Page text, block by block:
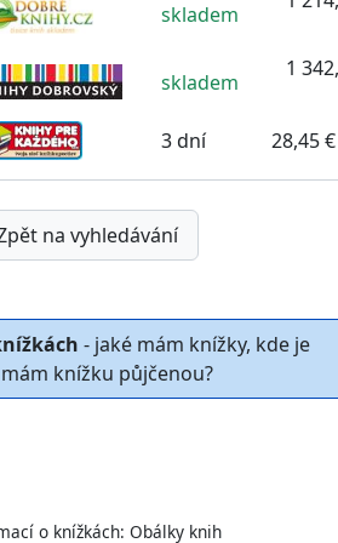
skladem
skladem
1
3 dní 28,45 €
na vyhledávání
- jaké mám knížky, kde je
knížku půjčenou?
o knížkách: Obálky knih